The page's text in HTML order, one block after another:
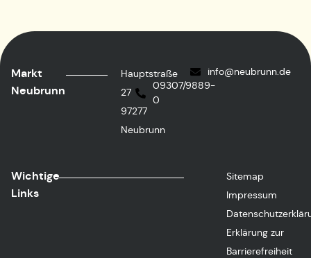
Markt
Neubrunn
Hauptstraße
27
97277
Neubrunn
09307/9889-
0
info@neubrunn.de
Wichtige
Links
Sitemap
Impressum
Erklärung zur
Barrierefreiheit